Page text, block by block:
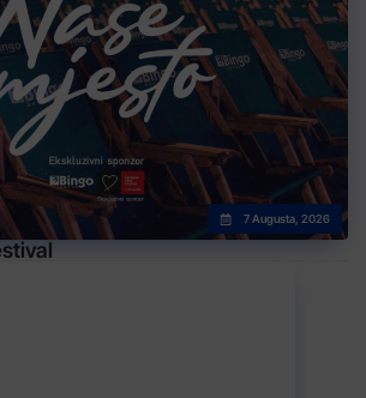
7 Augusta, 2026